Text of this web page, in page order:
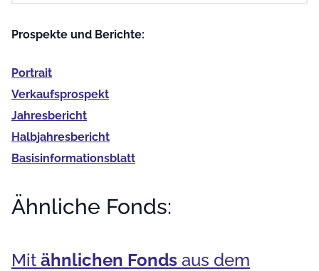
Prospekte und Berichte:
Portrait
Verkaufs­prospekt
Jahres­bericht
Halb­jahres­bericht
Basis­informationsblatt
Ähnliche Fonds:
Mit ähnlichen Fonds aus dem